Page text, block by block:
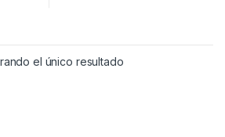
el único resultado